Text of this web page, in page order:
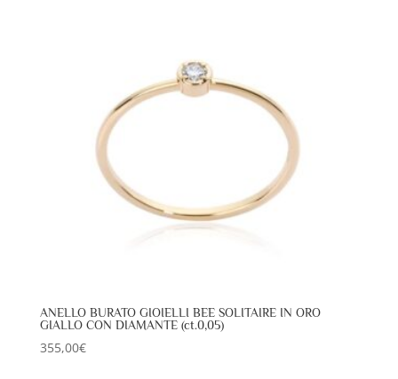
ANELLO BURATO GIOIELLI BEE SOLITAIRE IN ORO
GIALLO CON DIAMANTE (ct.0,05)
355,00€